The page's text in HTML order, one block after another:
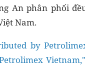
An phân phối
Nam.
by